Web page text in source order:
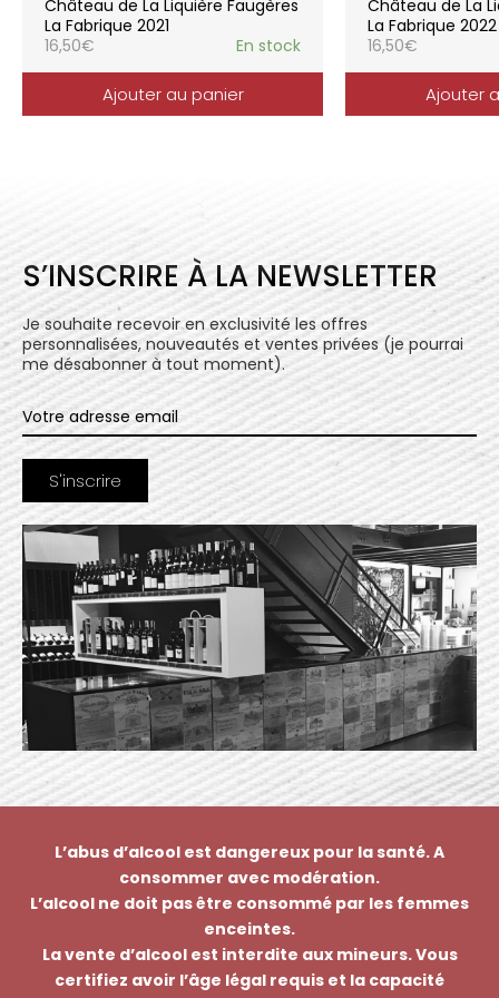
l’expression du terroir.
Château de La Liquière Faugères
La Fabrique 2021
16,50€ En stock
Ajouter au panier
Château de La
La Fabrique 2022
16,50€
Ajouter
S’INSCRIRE À LA NEWSLETTER
Je souhaite recevoir en exclusivité les offres
personnalisées, nouveautés et ventes privées (je pourrai
me désabonner à tout moment).
L’abus d’alcool est dangereux pour la santé. A
consommer avec modération.
L’alcool ne doit pas être consommé par les femmes
enceintes.
La vente d’alcool est interdite aux mineurs. Vous
certifiez avoir l’âge légal requis et la capacité